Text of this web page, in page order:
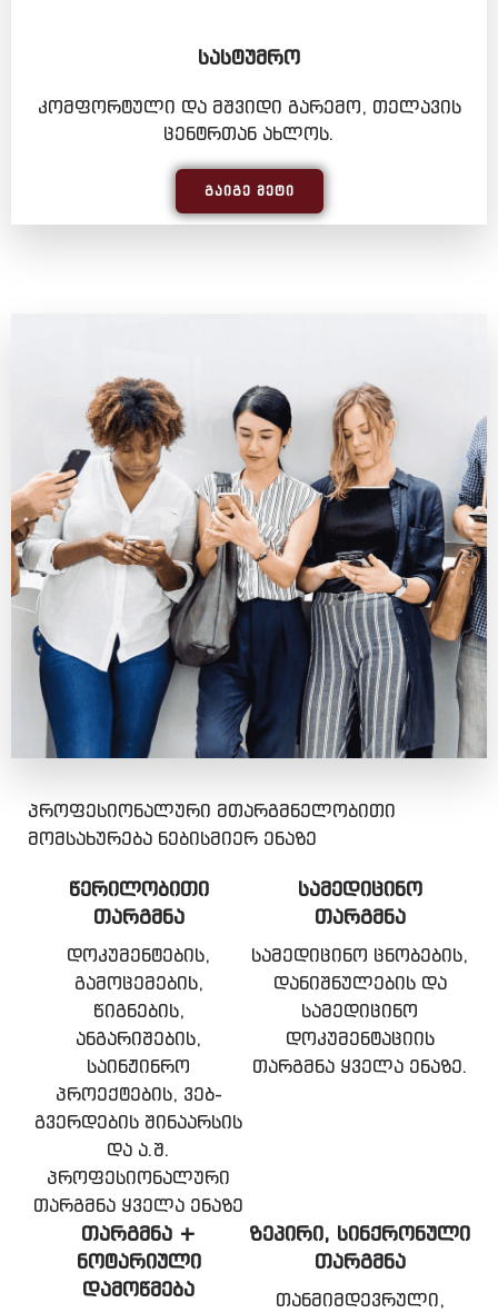
ᲡᲐᲡᲢᲣᲛᲠᲝ
კომფორტული და მშვიდი გარემო, თელავის
ცენტრთან ახლოს.
ᲒᲐᲘᲒᲔ ᲛᲔᲢᲘ
პროფესიონალური მთარგმნელობითი
მომსახურება ნებისმიერ ენაზე
ᲬᲔᲠᲘᲚᲝᲑᲘᲗᲘ
ᲗᲐᲠᲒᲛᲜᲐ
დოკუმენტების,
გამოცემების,
წიგნების,
ანგარიშების,
საინჟინრო
პროექტების, ვებ-
გვერდების შინაარსის
და ა.შ.
პროფესიონალური
თარგმნა ყველა ენაზე
ᲡᲐᲛᲔᲓᲘᲪᲘᲜᲝ
ᲗᲐᲠᲒᲛᲜᲐ
სამედიცინო ცნობების,
დანიშნულების და
სამედიცინო
დოკუმენტაციის
თარგმნა ყველა ენაზე.
ᲗᲐᲠᲒᲛᲜᲐ +
ᲜᲝᲢᲐᲠᲘᲣᲚᲘ
ᲓᲐᲛᲝᲬᲛᲔᲑᲐ
ᲖᲔᲞᲘᲠᲘ, ᲡᲘᲜᲥᲠᲝᲜᲣᲚᲘ
ᲗᲐᲠᲒᲛᲜᲐ
თანმიმდევრული,